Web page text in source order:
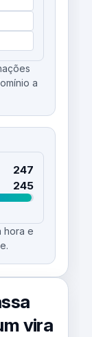
a
247
245
hora e
vira